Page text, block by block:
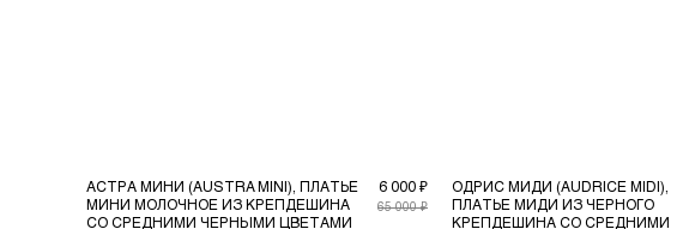
АСТРА МИНИ (AUSTRA MINI), ПЛАТЬЕ
МИНИ МОЛОЧНОЕ ИЗ КРЕПДЕШИНА
СО СРЕДНИМИ ЧЕРНЫМИ ЦВЕТАМИ
6 000 ₽
65 000 ₽
ОДРИС МИДИ (AUDRICE MIDI),
ПЛАТЬЕ МИДИ ИЗ ЧЕРНОГО
КРЕПДЕШИНА СО СРЕДНИМИ